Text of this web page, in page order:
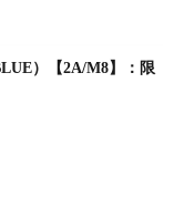
）【2A/M8】：限